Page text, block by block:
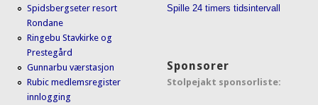
Spidsbergseter resort
Rondane
Ringebu Stavkirke og
Prestegård
Gunnarbu værstasjon
Rubic medlemsregister
innlogging
Spille 24 timers tidsintervall
Sponsorer
Stolpejakt sponsorliste: